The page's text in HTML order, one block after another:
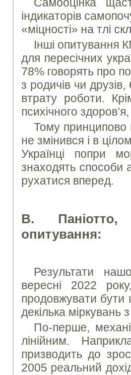
Самооцінка
індикаторів
«міцності» на тлі
Інші опитування
для пересічних
78% говорять про
з родичів чи
втрату роботи.
психічного
Тому принципово
не змінився і в
Українці попри
знаходять способи
рухатися вперед.
В. Паніотто,
опитування:
Результати
вересні 2022
продовжувати
декілька міркувань
По-перше,
лінійним.
призводить до
2005 реальний